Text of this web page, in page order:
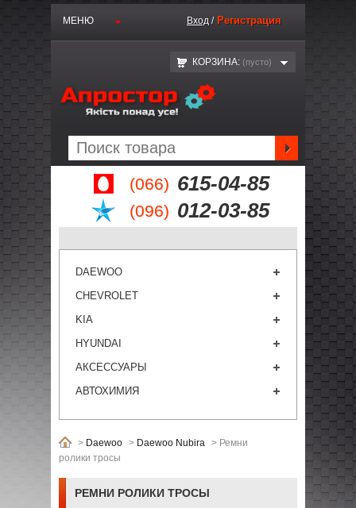
(066) 615-04-85
(096) 012-03-85
МЕНЮ Вход / Регистрация
КОРЗИНА: (пустo)
DAEWOO
CHEVROLET
KIA
HYUNDAI
АКСЕССУАРЫ
АВТОХИМИЯ
> Daewoo > Daewoo Nubira > Ремни
ролики тросы
РЕМНИ РОЛИКИ ТРОСЫ